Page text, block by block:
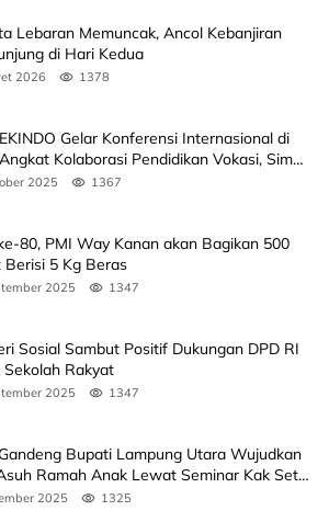
Lebaran Memuncak, Ancol Kebanjiran
di Hari Kedua
2026 1378
Gelar Konferensi Internasional di
Kolaborasi Pendidikan Vokasi, Simak
2025 1367
80, PMI Way Kanan akan Bagikan 500
Berisi 5 Kg Beras
2025 1347
Sosial Sambut Positif Dukungan DPD RI
Sekolah Rakyat
2025 1347
Bupati Lampung Utara Wujudkan
Ramah Anak Lewat Seminar Kak Seto,
2025 1325